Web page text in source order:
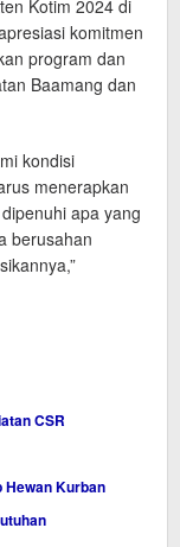
Kotim 2024 di
komitmen
program dan
Baamang dan
kondisi
menerapkan
apa yang
berusahan
CSR
Hewan Kurban